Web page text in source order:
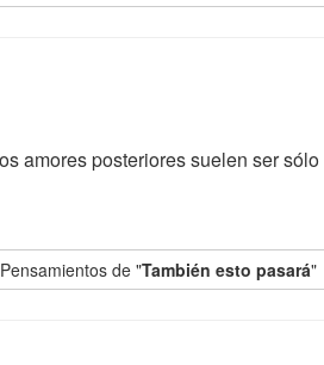
amores posteriores suelen ser sólo
de "También esto pasará"